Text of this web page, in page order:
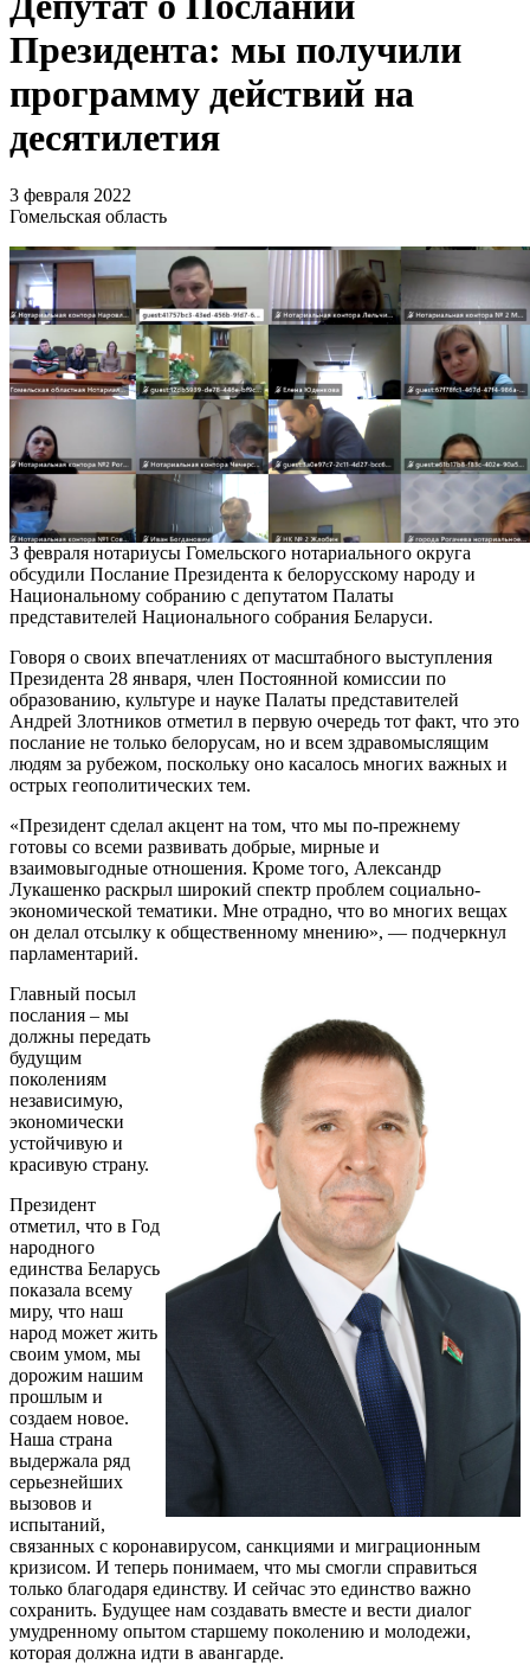
Президента: мы получили
программу действий на
десятилетия
3 февраля 2022
Гомельская область
3 февраля нотариусы Гомельского нотариального округа
обсудили Послание Президента к белорусскому народу и
Национальному собранию с депутатом Палаты
представителей Национального собрания Беларуси.
Говоря о своих впечатлениях от масштабного выступления
Президента 28 января, член Постоянной комиссии по
образованию, культуре и науке Палаты представителей
Андрей Злотников отметил в первую очередь тот факт, что это
послание не только белорусам, но и всем здравомыслящим
людям за рубежом, поскольку оно касалось многих важных и
острых геополитических тем.
«Президент сделал акцент на том, что мы по-прежнему
готовы со всеми развивать добрые, мирные и
взаимовыгодные отношения. Кроме того, Александр
Лукашенко раскрыл широкий спектр проблем социально-
экономической тематики. Мне отрадно, что во многих вещах
он делал отсылку к общественному мнению», — подчеркнул
парламентарий.
Главный посыл
послания – мы
должны передать
будущим
поколениям
независимую,
экономически
устойчивую и
красивую страну.
Президент
отметил, что в Год
народного
единства Беларусь
показала всему
миру, что наш
народ может жить
своим умом, мы
дорожим нашим
прошлым и
создаем новое.
Наша страна
выдержала ряд
серьезнейших
вызовов и
испытаний,
связанных с коронавирусом, санкциями и миграционным
кризисом. И теперь понимаем, что мы смогли справиться
только благодаря единству. И сейчас это единство важно
сохранить. Будущее нам создавать вместе и вести диалог
умудренному опытом старшему поколению и молодежи,
которая должна идти в авангарде.